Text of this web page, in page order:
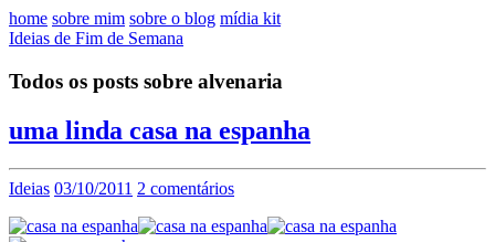
home sobre mim sobre o blog mídia kit
Ideias de Fim de Semana
Todos os posts sobre alvenaria
uma linda casa na espanha
Ideias 03/10/2011 2 comentários